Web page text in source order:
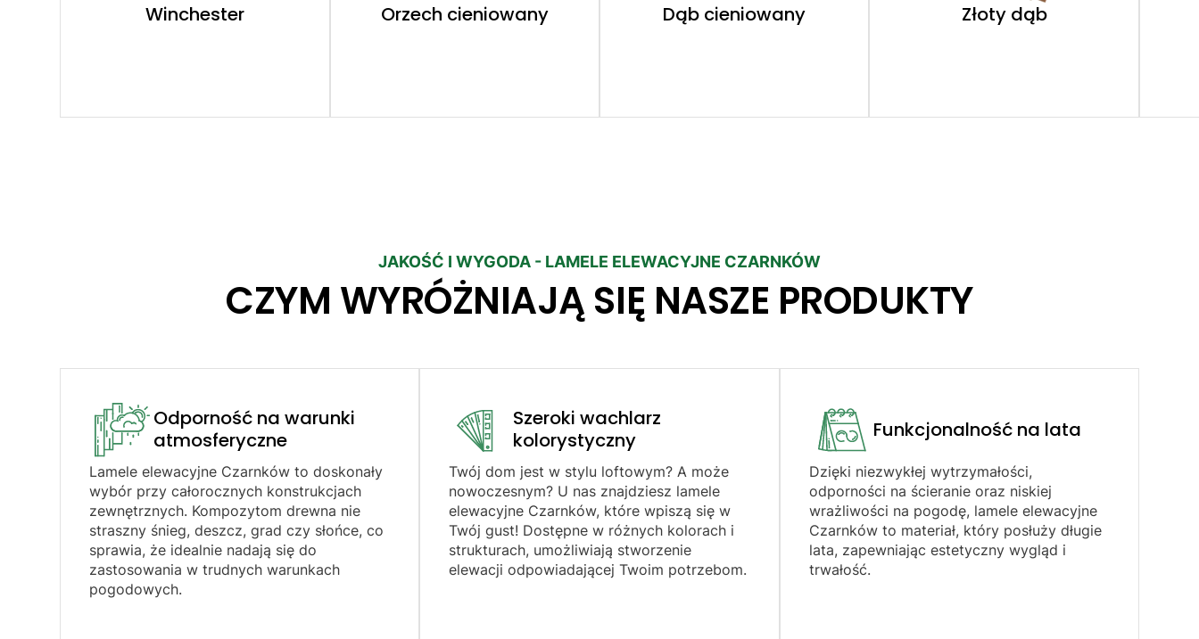
Winchester Orzech cieniowany Dąb cieniowany Złoty dąb
JAKOŚĆ I WYGODA - LAMELE ELEWACYJNE CZARNKÓW
CZYM WYRÓŻNIAJĄ SIĘ NASZE PRODUKTY
Odporność na warunki
atmosferyczne​
Lamele elewacyjne Czarnków to doskonały
wybór przy całorocznych konstrukcjach
zewnętrznych. Kompozytom drewna nie
straszny śnieg, deszcz, grad czy słońce, co
sprawia, że idealnie nadają się do
zastosowania w trudnych warunkach
pogodowych.
Szeroki wachlarz
kolorystyczny
Twój dom jest w stylu loftowym? A może
nowoczesnym? U nas znajdziesz lamele
elewacyjne Czarnków, które wpiszą się w
Twój gust! Dostępne w różnych kolorach i
strukturach, umożliwiają stworzenie
elewacji odpowiadającej Twoim potrzebom.
Funkcjonalność na lata
Dzięki niezwykłej wytrzymałości,
odporności na ścieranie oraz niskiej
wrażliwości na pogodę, lamele elewacyjne
Czarnków to materiał, który posłuży długie
lata, zapewniając estetyczny wygląd i
trwałość.